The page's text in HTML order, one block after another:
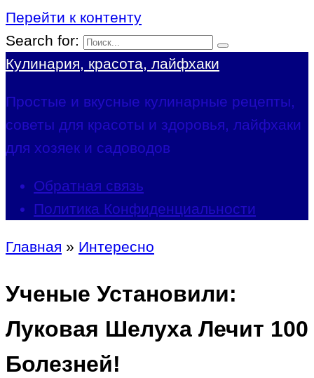
Перейти к контенту
Search for:
Кулинария, красота, лайфхаки
Простые и вкусные кулинарные рецепты,
советы для красоты и здоровья, лайфхаки
для хозяек и садоводов
Обратная связь
Политика Конфиденциальности
Главная » Интересно
Ученые Установили:
Луковая Шелуха Лечит 100
Болезней!